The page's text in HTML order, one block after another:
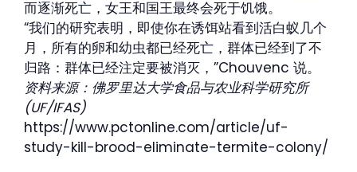
而逐渐死亡，女王和国王最终会死于饥饿。
“我们的研究表明，即使你在诱饵站看到活白蚁几个
月，所有的卵和幼虫都已经死亡，群体已经到了不
归路：群体已经注定要被消灭，”Chouvenc 说。
资料来源：佛罗里达大学食品与农业科学研究所
(UF/IFAS)
https://www.pctonline.com/article/uf-
study-kill-brood-eliminate-termite-colony/